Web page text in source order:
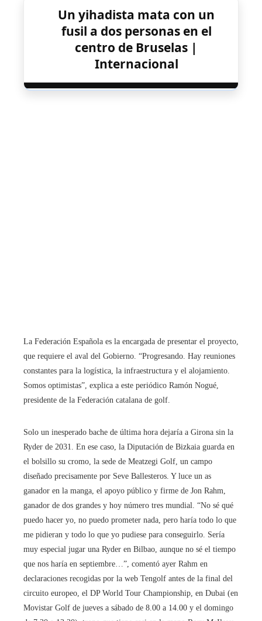
Un yihadista mata con un
fusil a dos personas en el
centro de Bruselas |
Internacional
La Federación Española es la encargada de presentar el proyecto,
que requiere el aval del Gobierno. “Progresando. Hay reuniones
constantes para la logística, la infraestructura y el alojamiento.
Somos optimistas”, explica a este periódico Ramón Nogué,
presidente de la Federación catalana de golf.
Solo un inesperado bache de última hora dejaría a Girona sin la
Ryder de 2031. En ese caso, la Diputación de Bizkaia guarda en
el bolsillo su cromo, la sede de Meatzegi Golf, un campo
diseñado precisamente por Seve Ballesteros. Y luce un as
ganador en la manga, el apoyo público y firme de Jon Rahm,
ganador de dos grandes y hoy número tres mundial. “No sé qué
puedo hacer yo, no puedo prometer nada, pero haría todo lo que
me pidieran y todo lo que yo pudiese para conseguirlo. Sería
muy especial jugar una Ryder en Bilbao, aunque no sé el tiempo
que nos haría en septiembre…”, comentó ayer Rahm en
declaraciones recogidas por la web Tengolf antes de la final del
circuito europeo, el DP World Tour Championship, en Dubai (en
Movistar Golf de jueves a sábado de 8.00 a 14.00 y el domingo